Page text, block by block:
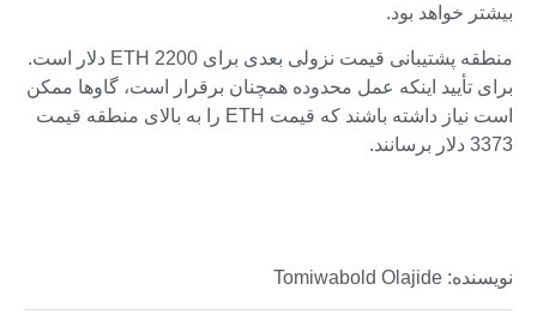
بیشتر خواهد بود.
منطقه پشتیبانی قیمت نزولی بعدی برای ETH 2200 دلار است.
برای تأیید اینکه عمل محدوده همچنان برقرار است، گاوها ممکن
است نیاز داشته باشند که قیمت ETH را به بالای منطقه قیمت
3373 دلار برسانند.
نویسنده: Tomiwabold Olajide